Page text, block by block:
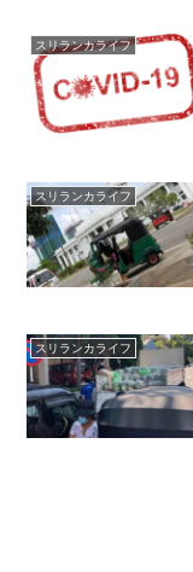
スリランカライフ
スリランカライフ
スリランカライフ